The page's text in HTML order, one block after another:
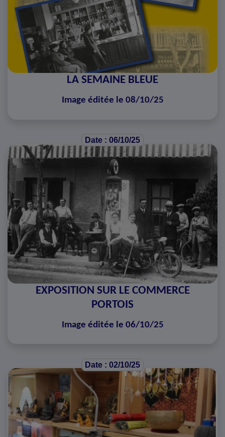
LA SEMAINE BLEUE
Image éditée le 08/10/25
Date : 06/10/25
EXPOSITION SUR LE COMMERCE
PORTOIS
Image éditée le 06/10/25
Date : 02/10/25